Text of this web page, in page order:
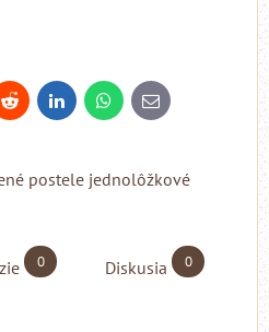
Reddit LinkedInWhatsApp
E-
mail
postele jednolôžkové
0 Diskusia 0